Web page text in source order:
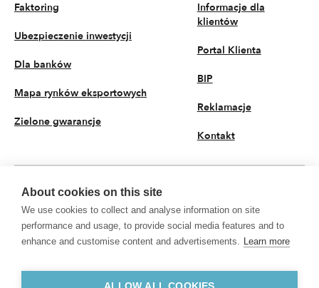
Faktoring
Ubezpieczenie inwestycji
Dla banków
Mapa rynków eksportowych
Zielone gwarancje
Informacje dla
klientów
Portal Klienta
BIP
Reklamacje
Kontakt
© 2026 KUKE S.A. Wszystkie prawa zastrzeżone
Polityka prywatności
Przetwarzanie danych osobowych
KUKE S.A. z siedzibą przy ul. Kruczej 50, 00-025 Warszawa, Sąd Rejonowy dla
m.st. Warszawy w Warszawie, XII Wydział Gospodarczy Krajowego Rejestru
PL
About cookies on this site
We use cookies to collect and analyse information on site
performance and usage, to provide social media features and to
enhance and customise content and advertisements. Learn more